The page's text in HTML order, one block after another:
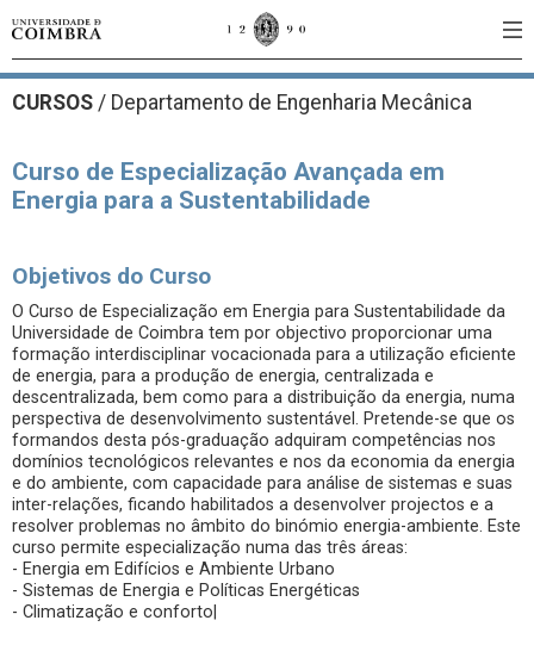
CURSOS / Departamento de Engenharia Mecânica
Curso de Especialização Avançada em
Energia para a Sustentabilidade
Objetivos do Curso
O Curso de Especialização em Energia para Sustentabilidade da
Universidade de Coimbra tem por objectivo proporcionar uma
formação interdisciplinar vocacionada para a utilização eficiente
de energia, para a produção de energia, centralizada e
descentralizada, bem como para a distribuição da energia, numa
perspectiva de desenvolvimento sustentável. Pretende-se que os
formandos desta pós-graduação adquiram competências nos
domínios tecnológicos relevantes e nos da economia da energia
e do ambiente, com capacidade para análise de sistemas e suas
inter-relações, ficando habilitados a desenvolver projectos e a
resolver problemas no âmbito do binómio energia-ambiente. Este
curso permite especialização numa das três áreas:
- Energia em Edifícios e Ambiente Urbano
- Sistemas de Energia e Políticas Energéticas
- Climatização e conforto|